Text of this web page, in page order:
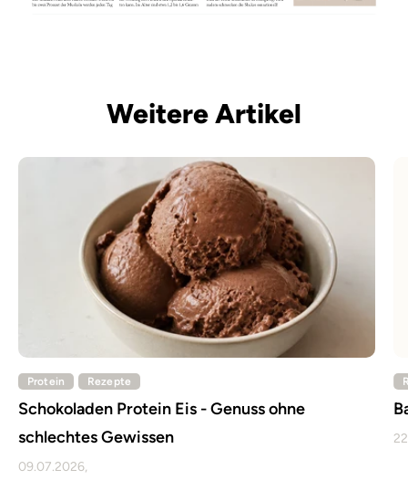
Weitere Artikel
Protein Rezepte
Schokoladen Protein Eis - Genuss ohne
schlechtes Gewissen
09.07.2026,